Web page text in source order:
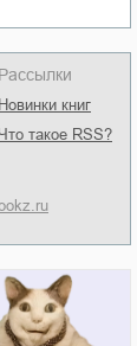
Рассылки
Новинки книг
такое RSS?